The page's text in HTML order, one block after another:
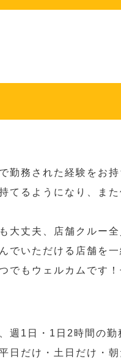
勤務された経験をお
てるようになり、ま
大丈夫、店舗クルー
でいただける店舗を一
でもウェルカムです
週1日・1日2時間の
日だけ・土日だけ・